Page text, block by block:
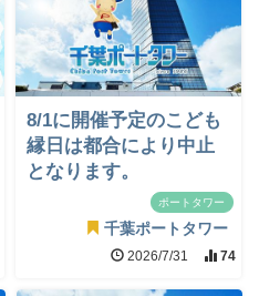
8/1に開催予定のこども
縁日は都合により中止
となります。
ポートタワー
千葉ポートタワー
2026/7/31 74